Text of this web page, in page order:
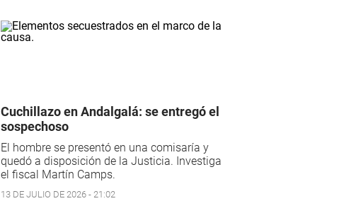
Cuchillazo en Andalgalá: se entregó el
sospechoso
El hombre se presentó en una comisaría y
quedó a disposición de la Justicia. Investiga
el fiscal Martín Camps.
13 DE JULIO DE 2026 - 21:02